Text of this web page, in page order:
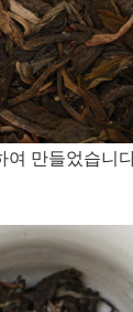
만들었습니